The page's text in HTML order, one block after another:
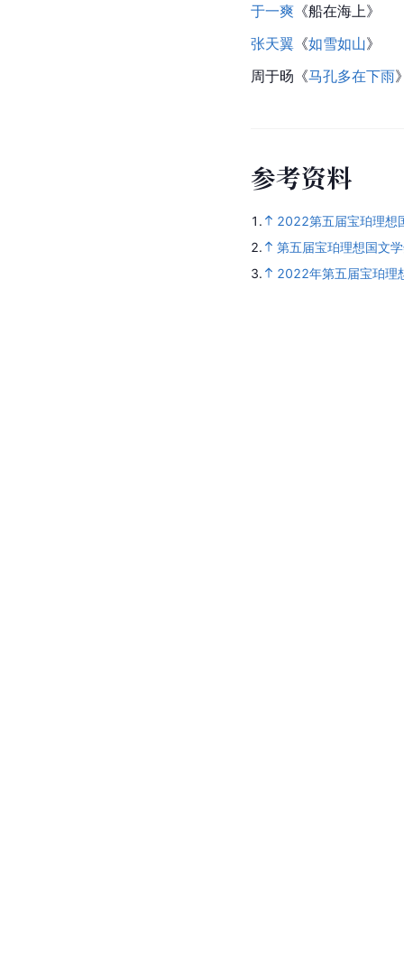
于一爽 《船在海上》
张天翼 《如雪如山》
周于旸《马孔多在下雨
参考资料
1.
2022第五届宝珀理想
2.
第五届宝珀理想国文
3.
2022年第五届宝珀理